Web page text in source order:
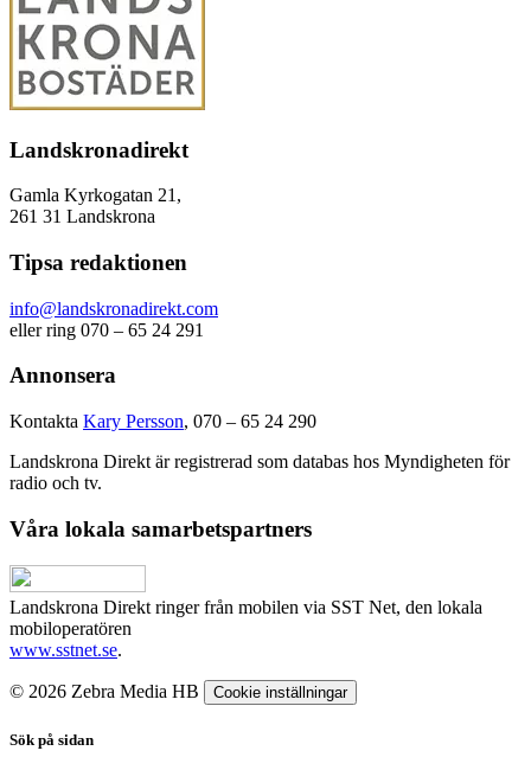
Landskronadirekt
Gamla Kyrkogatan 21,
261 31 Landskrona
Tipsa redaktionen
info@landskronadirekt.com
eller ring 070 – 65 24 291
Annonsera
Kontakta Kary Persson, 070 – 65 24 290
Landskrona Direkt är registrerad som databas hos Myndigheten för
radio och tv.
Våra lokala samarbetspartners
Landskrona Direkt ringer från mobilen via SST Net, den lokala
mobiloperatören
www.sstnet.se.
© 2026 Zebra Media HB Cookie inställningar
Sök på sidan